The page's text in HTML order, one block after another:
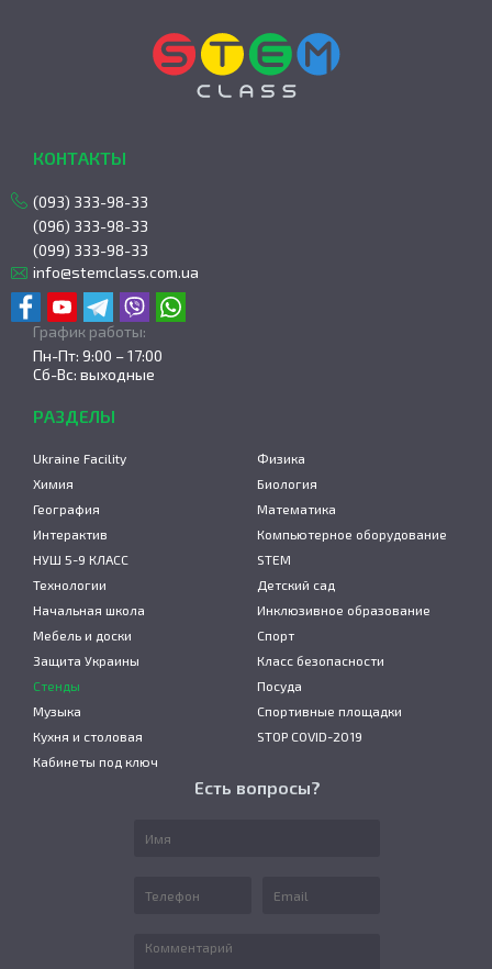
КОНТАКТЫ
(093) 333-98-33
(096) 333-98-33
(099) 333-98-33
info@stemclass.com.ua
График работы:
Пн-Пт: 9:00 – 17:00
Сб-Вс: выходные
РАЗДЕЛЫ
Ukraine Facility
Физика
Химия
Биология
География
Математика
Интерактив
Компьютерное оборудование
НУШ 5-9 КЛАСС
STEM
Технологии
Детский сад
Начальная школа
Инклюзивное образование
Мебель и доски
Спорт
Защита Украины
Класс безопасности
Стенды
Посуда
Музыка
Спортивные площадки
Кухня и столовая
STOP COVID-2019
Кабинеты под ключ
Есть вопросы?